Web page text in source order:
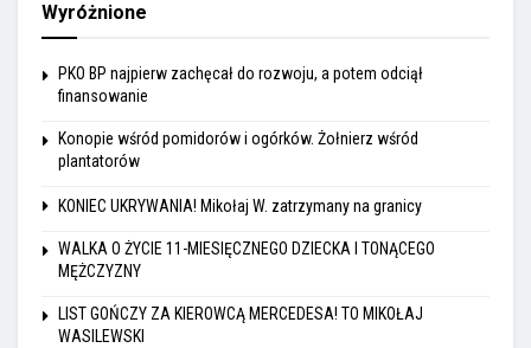
Wyróżnione
PKO BP najpierw zachęcał do rozwoju, a potem odciął
finansowanie
Konopie wśród pomidorów i ogórków. Żołnierz wśród
plantatorów
KONIEC UKRYWANIA! Mikołaj W. zatrzymany na granicy
WALKA O ŻYCIE 11-MIESIĘCZNEGO DZIECKA I TONĄCEGO
MĘŻCZYZNY
LIST GOŃCZY ZA KIEROWCĄ MERCEDESA! TO MIKOŁAJ
WASILEWSKI